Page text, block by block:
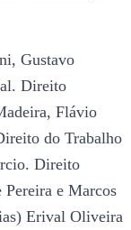
Gustavo
Direito
Flávio
do Trabalho
Direito
Pereira e Marcos
Erival Oliveira